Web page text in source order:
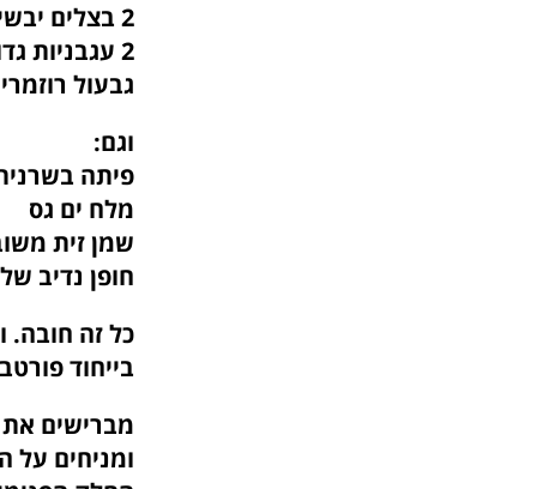
2 בצלים יבשים קלופים, פרוסים עבה
2 עגבניות גדולת ובשרניות, חצויות
גבעול
וגם:
פיתה
מלח ים גס
שמן זית
חופן נדיב
כל זה חובה.
בייחוד
מברישים את
ומניחים